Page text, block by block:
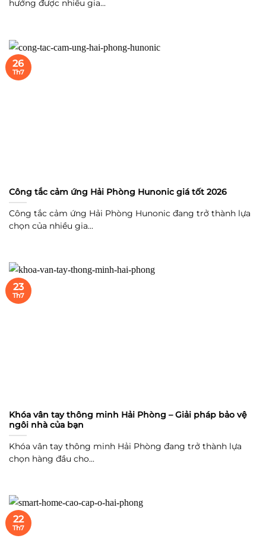
hướng được nhiều gia...
Công tắc cảm ứng Hải Phòng Hunonic giá tốt 2026
Công tắc cảm ứng Hải Phòng Hunonic đang trở thành lựa
chọn của nhiều gia...
26
Th7
Khóa vân tay thông minh Hải Phòng – Giải pháp bảo vệ
ngôi nhà của bạn
Khóa vân tay thông minh Hải Phòng đang trở thành lựa
chọn hàng đầu cho...
23
Th7
22
Th7